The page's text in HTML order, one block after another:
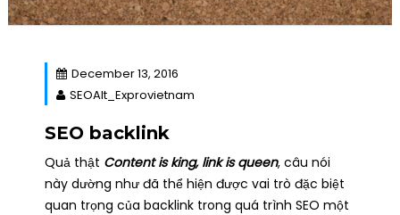
December 13, 2016
SEOAlt_Exprovietnam
SEO backlink
Quả thật Content is king, link is queen, câu nói
này dường như đã thể hiện được vai trò đặc biệt
quan trọng của backlink trong quá trình SEO một